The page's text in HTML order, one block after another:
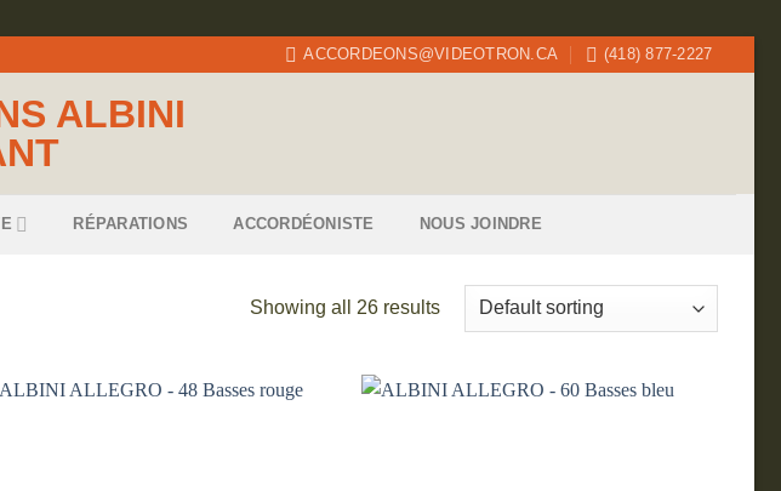
ACCORDEONS@VIDEOTRON.CA (418) 877-2227
RÉPARATIONS ACCORDÉONISTE NOUS JOINDRE
Showing all 26 results